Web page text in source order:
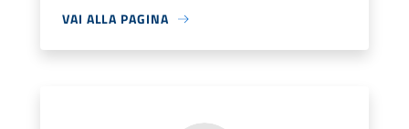
VAI ALLA PAGINA